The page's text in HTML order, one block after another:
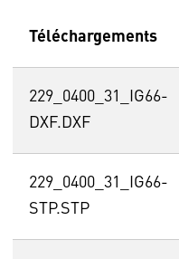
Téléchargements
229_0400_31_IG66-
DXF.DXF
229_0400_31_IG66-
STP.STP